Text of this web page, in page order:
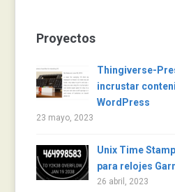
Proyectos
Thingiverse-
incrustar
WordPress
23 mayo, 2023
Unix Time
para relojes
26 abril, 2023